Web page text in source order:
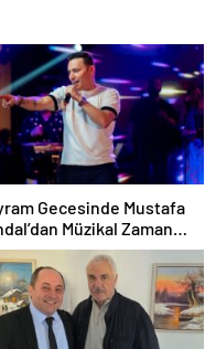
Gecesinde Mustafa
Müzikal Zaman